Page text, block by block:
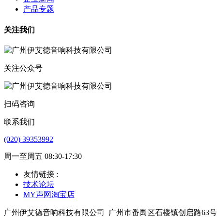
产品专题
关注我们
关注公众号
扫码咨询
联系我们
(020) 39353992
周一至周五 08:30-17:30
友情链接 :
技术论坛
MY声网淘宝店
广州伊艾德音响科技有限公司 广州市番禺区石楼镇创启路63